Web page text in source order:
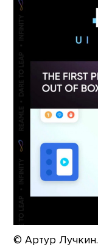
© Артур Лучкин.